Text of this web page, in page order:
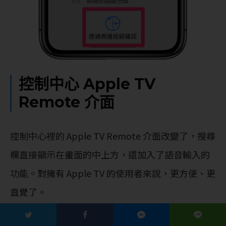
控制中心 Apple TV
Remote 介面
控制中心裡的 Apple TV Remote 介面改變了，搜尋
欄直接顯示在畫面的中上方，還加入了語音輸入的
功能。對擁有 Apple TV 的使用者來說，更方便、更
直覺了。